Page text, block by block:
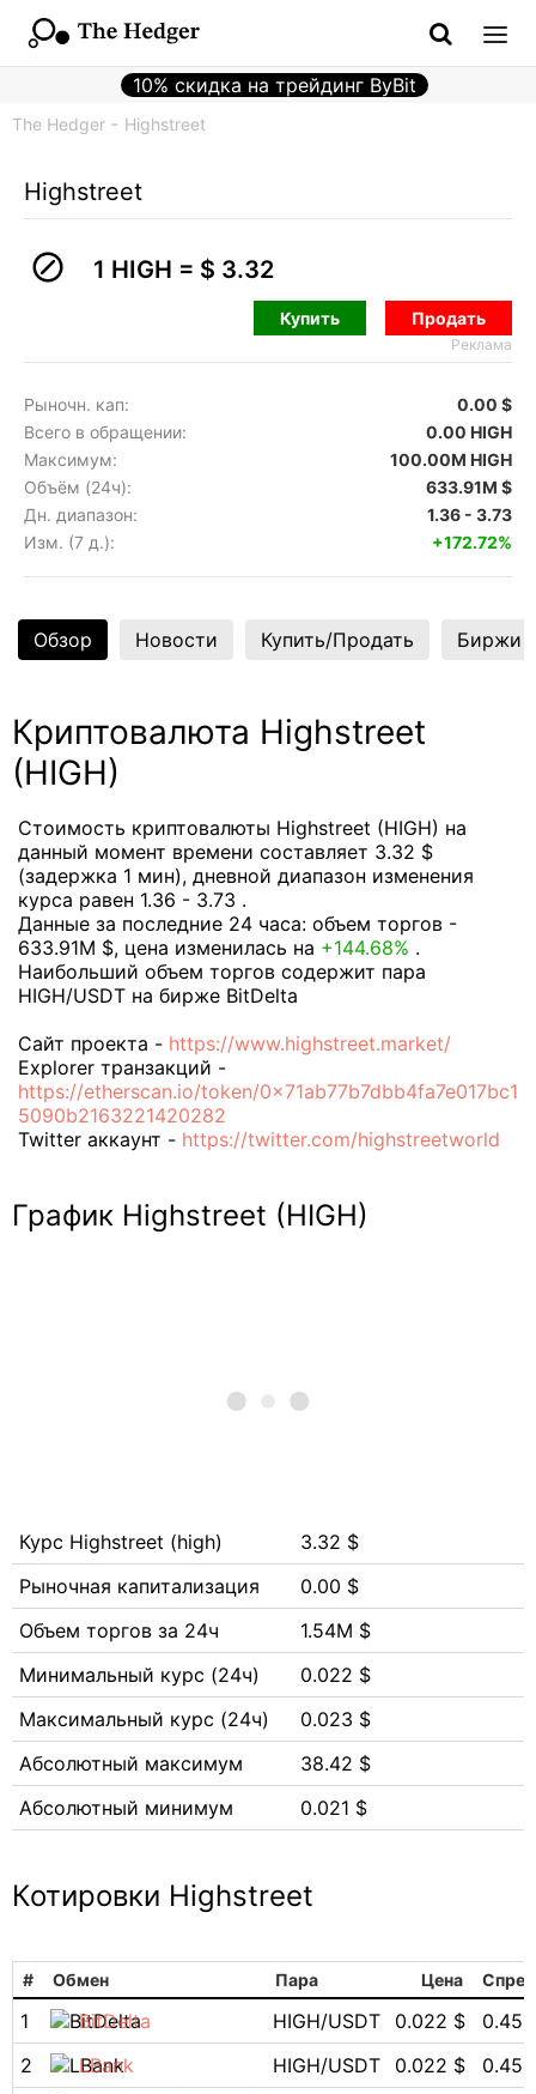
10% скидка на трейдинг ByBit
The Hedger Highstreet
Highstreet
1 HIGH = $ 3.32
Купить Продать
Реклама
Рыночн. кап:
0.00 $
Всего в обращении:
0.00 HIGH
Максимум:
100.00M HIGH
Объём (24ч):
633.91M $
Дн. диапазон:
1.36 - 3.73
Изм. (7 д.):
+172.72%
Обзор Новости Купить/Продать Биржи
Криптовалюта Highstreet
(HIGH)
Стоимость криптовалюты Highstreet (HIGH) на
данный момент времени составляет 3.32 $
(задержка 1 мин), дневной диапазон изменения
курса равен 1.36 - 3.73 .
Данные за последние 24 часа: объем торгов -
633.91M $, цена изменилась на +144.68% .
Наибольший объем торгов содержит пара
HIGH/USDT на бирже BitDelta
Сайт проекта - https://www.highstreet.market/
Explorer транзакций -
https://etherscan.io/token/0x71ab77b7dbb4fa7e017bc1
5090b2163221420282
Twitter аккаунт - https://twitter.com/highstreetworld
График Highstreet (HIGH)
Курс Highstreet (high)
3.32 $
Рыночная капитализация
0.00 $
Объем торгов за 24ч
1.54M $
Минимальный курс (24ч)
0.022 $
Максимальный курс (24ч)
0.023 $
Абсолютный максимум
38.42 $
Абсолютный минимум
0.021 $
Котировки Highstreet
# Обмен Пара Цена Спред
1 BitDelta HIGH/USDT 0.022 $
2
LBank HIGH/USDT 0.022 $